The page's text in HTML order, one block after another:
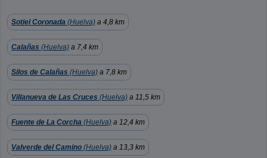
Sotiel Coronada (Huelva) a 4,8 km
Calañas (Huelva) a 7,4 km
Silos de Calañas (Huelva) a 7,8 km
Villanueva de Las Cruces (Huelva) a 11,5 km
Fuente de La Corcha (Huelva) a 12,4 km
Valverde del Camino (Huelva) a 13,3 km